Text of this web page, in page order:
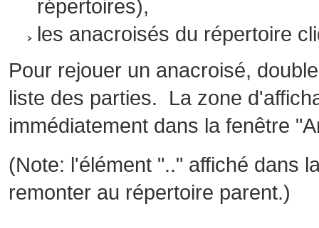
répertoires),
les anacroisés du répertoire
Pour rejouer un anacroisé,
liste des parties. La zone
immédiatement dans la fenêtre
(Note: l'élément ".." affiché dans
remonter au répertoire parent.)